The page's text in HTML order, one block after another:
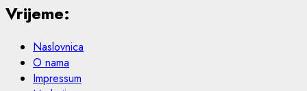
Vrijeme:
Naslovnica
O nama
Impressum